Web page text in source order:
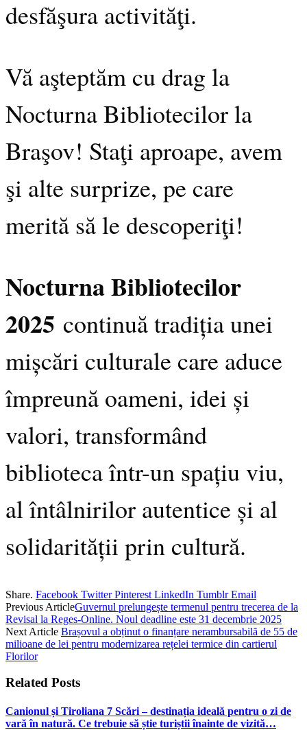
desfăşura activităţi.
Vă aşteptăm cu drag la
Nocturna Bibliotecilor la
Braşov! Staţi aproape, avem
şi alte surprize, pe care
merită să le descoperiţi!
Nocturna Bibliotecilor
2025 continuă tradiția unei
mișcări culturale care aduce
împreună oameni, idei și
valori, transformând
biblioteca într-un spațiu viu,
al întâlnirilor autentice și al
solidarității prin cultură.
Share. Facebook Twitter Pinterest LinkedIn Tumblr Email
Previous ArticleGuvernul prelungește termenul pentru trecerea de la
Revisal la Reges-Online. Noul deadline este 31 decembrie 2025
Next Article Brașovul a obținut o finanțare nerambursabilă de 55 de
milioane de lei pentru modernizarea rețelei termice din cartierul
Florilor
Related Posts
Canionul și Tiroliana 7 Scări – destinația ideală pentru o zi de
vară în natură. Ce trebuie să știe turiștii înainte de vizită…